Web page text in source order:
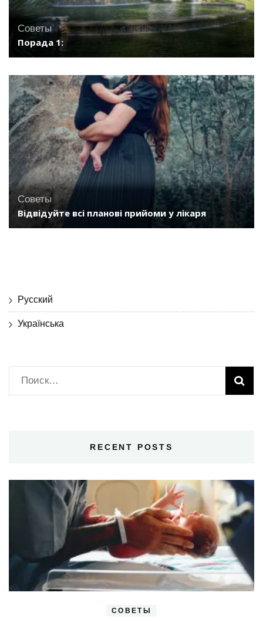
Советы
Порада 1:
Советы
Відвідуйте всі планові прийоми у лікаря
Русский
Українська
Найти:
RECENT POSTS
СОВЕТЫ